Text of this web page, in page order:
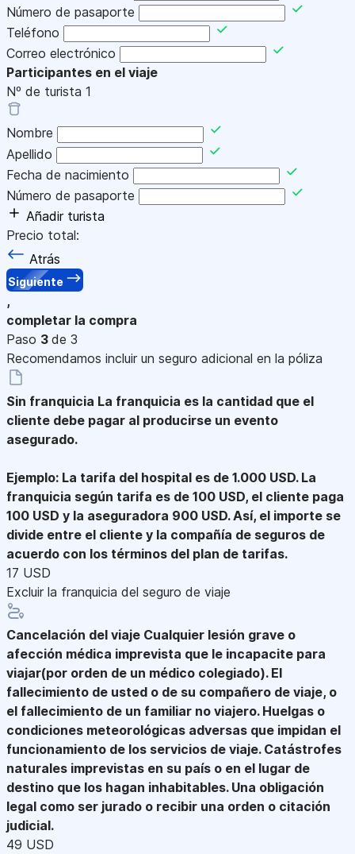
Número de pasaporte
Teléfono
Correo electrónico
Participantes en el viaje
Nº de turista 1
Nombre
Apellido
Fecha de nacimiento
Número de pasaporte
Añadir turista
Precio total:
Atrás
Siguiente
,
completar la compra
Paso 3 de 3
Recomendamos incluir un seguro adicional en la póliza
Sin franquicia La franquicia es la cantidad que el
cliente debe pagar al producirse un evento
asegurado.
Ejemplo: La tarifa del hospital es de 1.000 USD. La
franquicia según tarifa es de 100 USD, el cliente paga
100 USD y la aseguradora 900 USD. Así, el importe se
divide entre el cliente y la compañía de seguros de
acuerdo con los términos del plan de tarifas.
17 USD
Excluir la franquicia del seguro de viaje
Cancelación del viaje Cualquier lesión grave o
afección médica imprevista que le incapacite para
viajar(por orden de un médico colegiado). El
fallecimiento de usted o de su compañero de viaje, o
el fallecimiento de un familiar no viajero. Huelgas o
condiciones meteorológicas adversas que impidan el
funcionamiento de los servicios de viaje. Catástrofes
naturales imprevistas en su país o en el lugar de
destino que los hagan inhabitables. Una obligación
legal como ser jurado o recibir una orden o citación
judicial.
49 USD